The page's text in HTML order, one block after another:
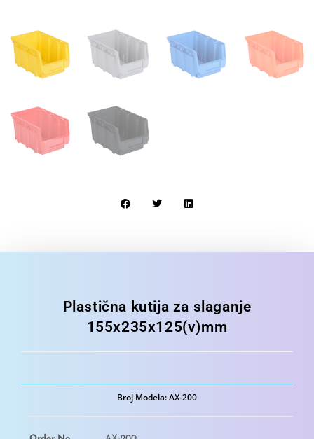
Plastična kutija za slaganje
155x235x125(v)mm
Broj Modela: AX-200